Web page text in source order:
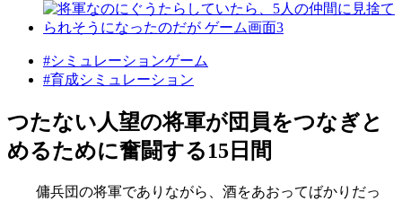
#シミュレーションゲーム
#育成シミュレーション
つたない人望の将軍が団員をつなぎと
めるために奮闘する15日間
傭兵団の将軍でありながら、酒をあおってばかりだっ